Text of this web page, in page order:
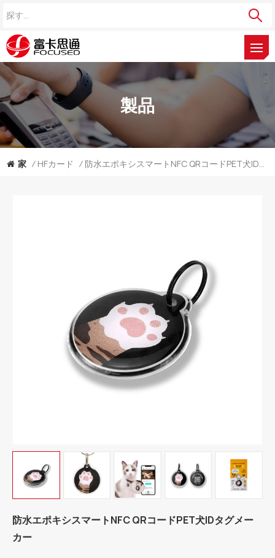
製品
家 / HFカード / 防水エポキシスマートNFC QRコードPET犬IDタグメーカー
防水エポキシスマートNFC QRコードPET犬IDタグメー
カー